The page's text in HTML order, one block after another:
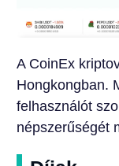
A CoinEx
Hongkongban.
felhasználót
népszerűségét